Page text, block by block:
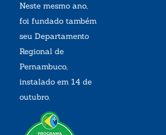
Neste mesmo ano,
foi fundado também
seu Departamento
Regional de
Pernambuco,
instalado em 14 de
outubro.